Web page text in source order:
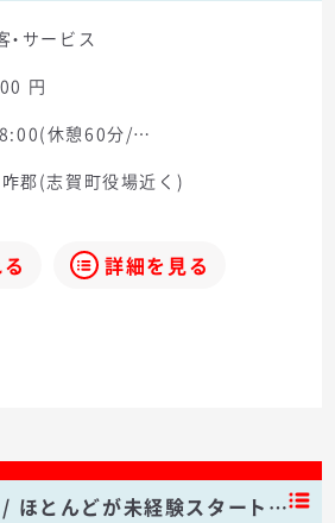
・サービス
円
休憩60分/…
郡(志賀町役場近く)
詳細を見る
/ ほとんどが未経験スタート…